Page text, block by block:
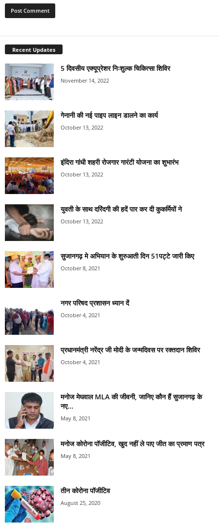
Recent Updates
5 दिवसीय एक्यूप्रेशर निःशुल्क चिकित्सा शिविर
November 14, 2022
गेनानी की नई पाइप लाइन डालने का कार्य
October 13, 2022
इंदिरा गांधी शहरी रोजगार गारंटी योजना का शुभारंभ
October 13, 2022
युवती के साथ दरिंदगी की हदें पार कर दी कुकर्मियों ने
October 13, 2022
सुजानगढ़ मे अभियान के शुरुआती दिन 51पट्टे जारी किए
October 8, 2021
नगर परिषद प्रशासन ध्यान दें
October 4, 2021
प्रधानमंत्री नरेंद्र जी मोदी के जन्मदिवस पर रक्तदान शिविर
October 4, 2021
मनोज मेघवाल MLA की जीवनी, जानिए कौन हैं सुजानगढ़ के
नए...
May 8, 2021
मनोज कोरोना पॉजीटिव, खुद नहीं ले पाए जीत का प्रमाण पत्र
May 8, 2021
तीन कोरोना पॉजीटिव
August 25, 2020